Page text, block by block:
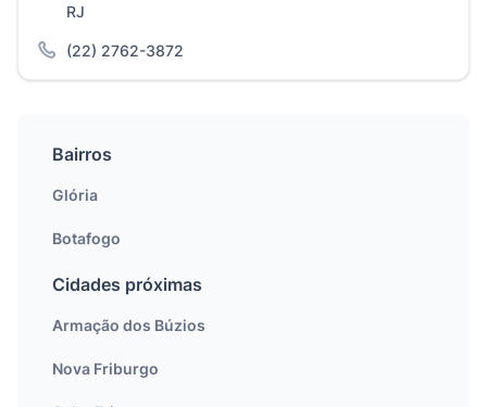
RJ
(22) 2762-3872
Bairros
Glória
Botafogo
Cidades próximas
Armação dos Búzios
Nova Friburgo